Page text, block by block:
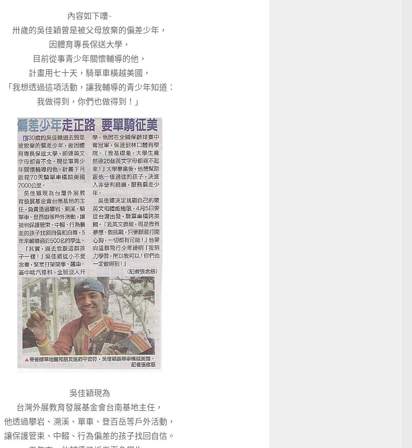
內容如下嘍~
卅歲的吳佳穎曾是被父母放棄的偏差少年，
因體育專長保送大學，
目前從事青少年關懷輔導的他，
計畫用七十天，騎單車橫越美國，
「我想透過這項活動，讓我輔導的青少年知道：
我做得到，你們也做得到！」
吳佳穎現為
台灣外展教育發展基金會台南基地主任，
他透過攀岩、溯溪、單車、登百岳等戶外活動，
讓保護管束、中輟、行為偏差的孩子找回自信。